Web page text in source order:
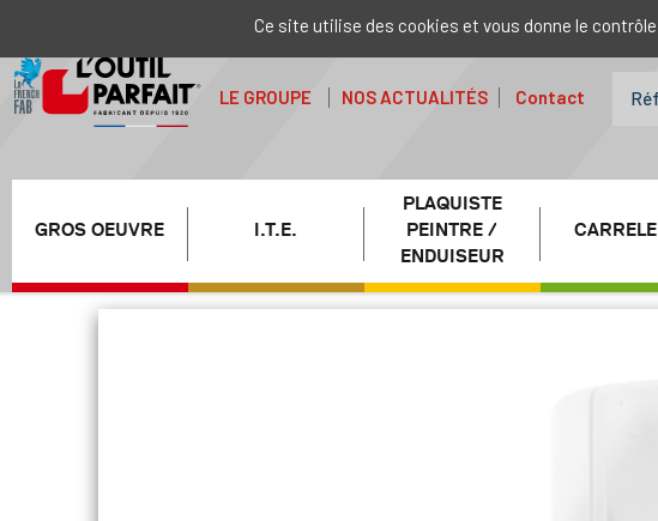
LE GROUPE NOS ACTUALITÉS Contact
GROS OEUVRE I.T.E.
PLAQUISTE
PEINTRE /
ENDUISEUR
Ce site utilise des cookies et vous donne le